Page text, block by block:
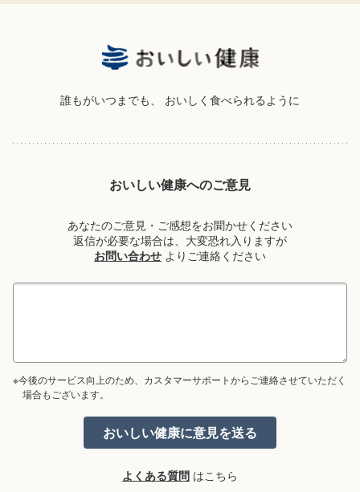
誰もがいつまでも、 おいしく食べられるように
おいしい健康へのご意見
あなたのご意見・ご感想をお聞かせください
返信が必要な場合は、大変恐れ入りますが
お問い合わせ よりご連絡ください
※今後のサービス向上のため、カスタマーサポートからご連絡させていただく
場合もございます。
よくある質問 はこちら